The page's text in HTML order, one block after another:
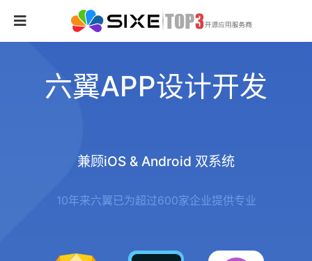
六翼APP设计开发
兼顾iOS & Android 双系统
10年来六翼已为超过600家企业提供专业